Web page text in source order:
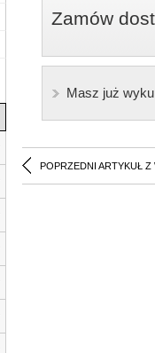
Zamów
Masz już
POPRZEDNI ARTYKUŁ Z